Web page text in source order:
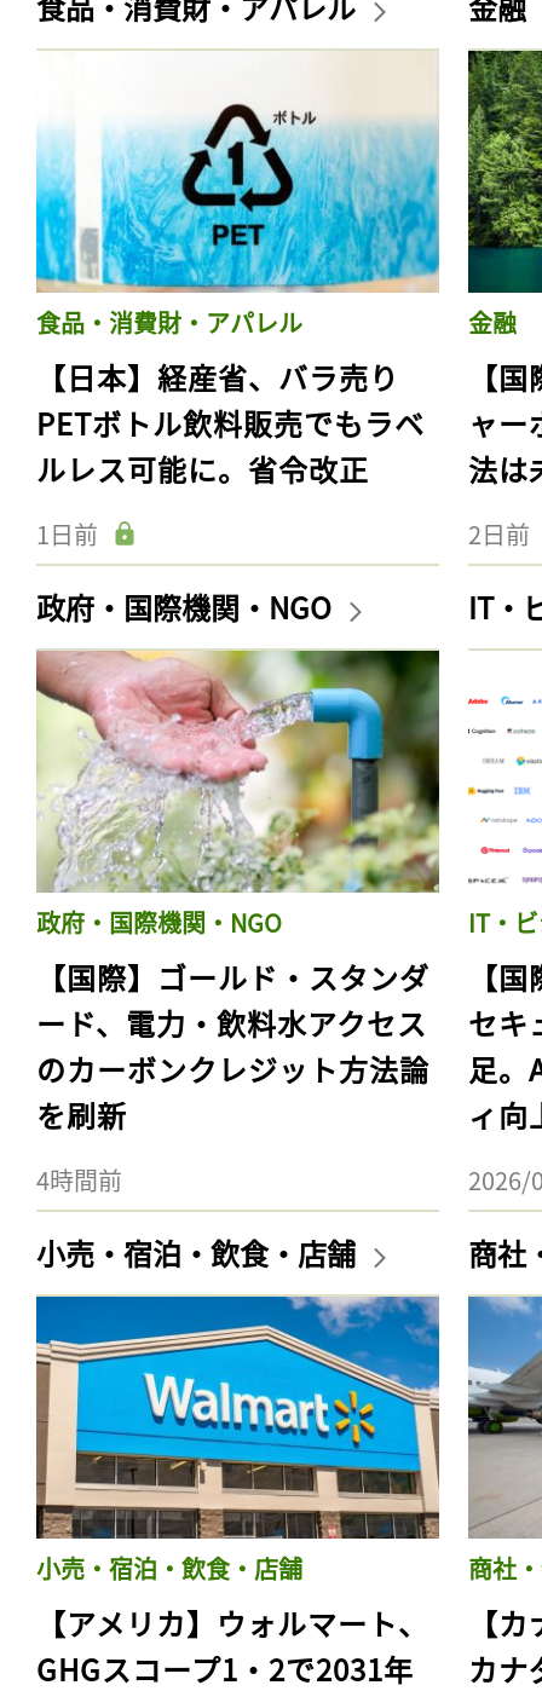
食品・消費財・アパレル
【日本】経産省、バラ売り
PETボトル飲料販売でもラベ
ルレス可能に。省令改正
1日前
金融
【
ャー
法は
2日前
政府・国際機関・NGO
政府・国際機関・NGO
【国際】ゴールド・スタンダ
ード、電力・飲料水アクセス
のカーボンクレジット方法論
を刷新
4時間前
IT・
IT・
【
セキ
足。
ィ向
2026/
小売・宿泊・飲食・店舗
小売・宿泊・飲食・店舗
【アメリカ】ウォルマート、
GHGスコープ1・2で2031年
商社
商社
【
カナ